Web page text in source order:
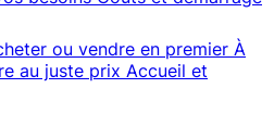
ou vendre en premier À
au juste prix Accueil et